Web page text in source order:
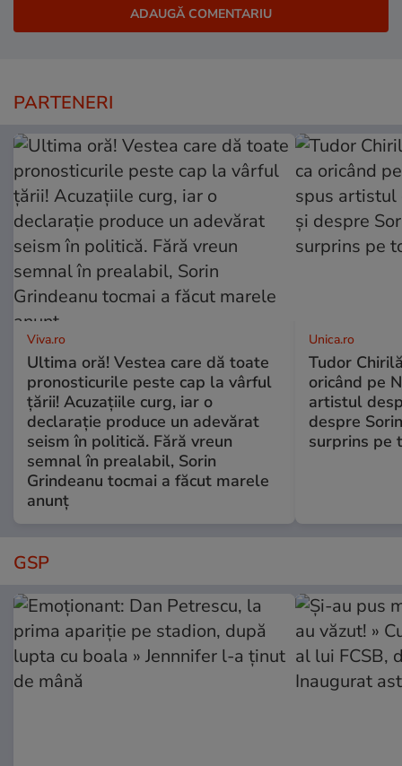
PARTENERI
Viva.ro
Ultima oră! Vestea care dă toate
pronosticurile peste cap la vârful
țării! Acuzațiile curg, iar o
declarație produce un adevărat
seism în politică. Fără vreun
semnal în prealabil, Sorin
Grindeanu tocmai a făcut marele
anunț
Unica.ro
Tudor
oricând pe
artistul
despre
surprins pe
GSP